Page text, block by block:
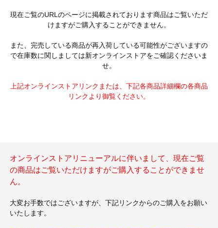
現在ご覧のURLのページに掲載されております商品はご覧いただ
けますがご購入することができません。
また、完売している商品が再入荷している可能性がございますの
で在庫数に関しましては新オンラインストアをご確認くださいま
せ。
上記オンラインストアリンクまたは、下記各商品詳細欄の各商品
リンクより御覧ください。
オンラインストアリニューアルに伴いまして、現在ご覧
の商品はご覧いただけますがご購入することができませ
ん。
大変お手数ではございますが、下記リンクからのご購入をお願い
いたします。